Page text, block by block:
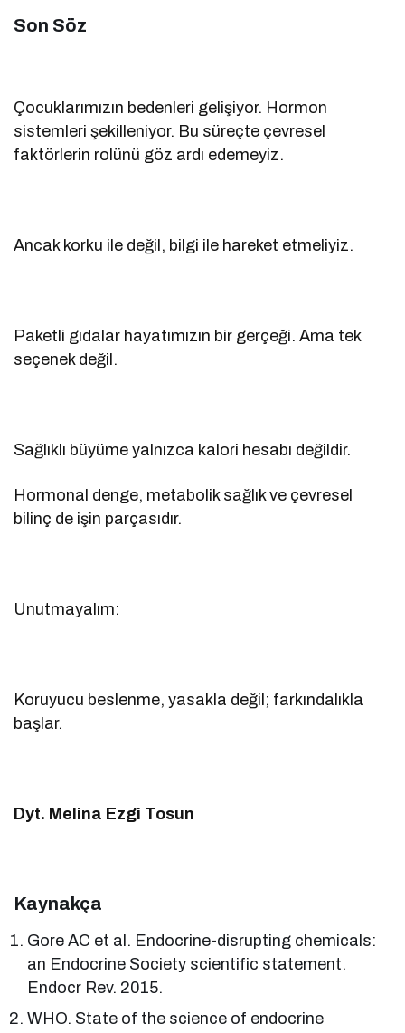
Son Söz
Çocuklarımızın bedenleri gelişiyor. Hormon
sistemleri şekilleniyor. Bu süreçte çevresel
faktörlerin rolünü göz ardı edemeyiz.
Ancak korku ile değil, bilgi ile hareket etmeliyiz.
Paketli gıdalar hayatımızın bir gerçeği. Ama tek
seçenek değil.
Sağlıklı büyüme yalnızca kalori hesabı değildir.
Hormonal denge, metabolik sağlık ve çevresel
bilinç de işin parçasıdır.
Unutmayalım:
Koruyucu beslenme, yasakla değil; farkındalıkla
başlar.
Dyt. Melina Ezgi Tosun
Kaynakça
Gore AC et al. Endocrine-disrupting chemicals:
an Endocrine Society scientific statement.
Endocr Rev. 2015.
WHO. State of the science of endocrine